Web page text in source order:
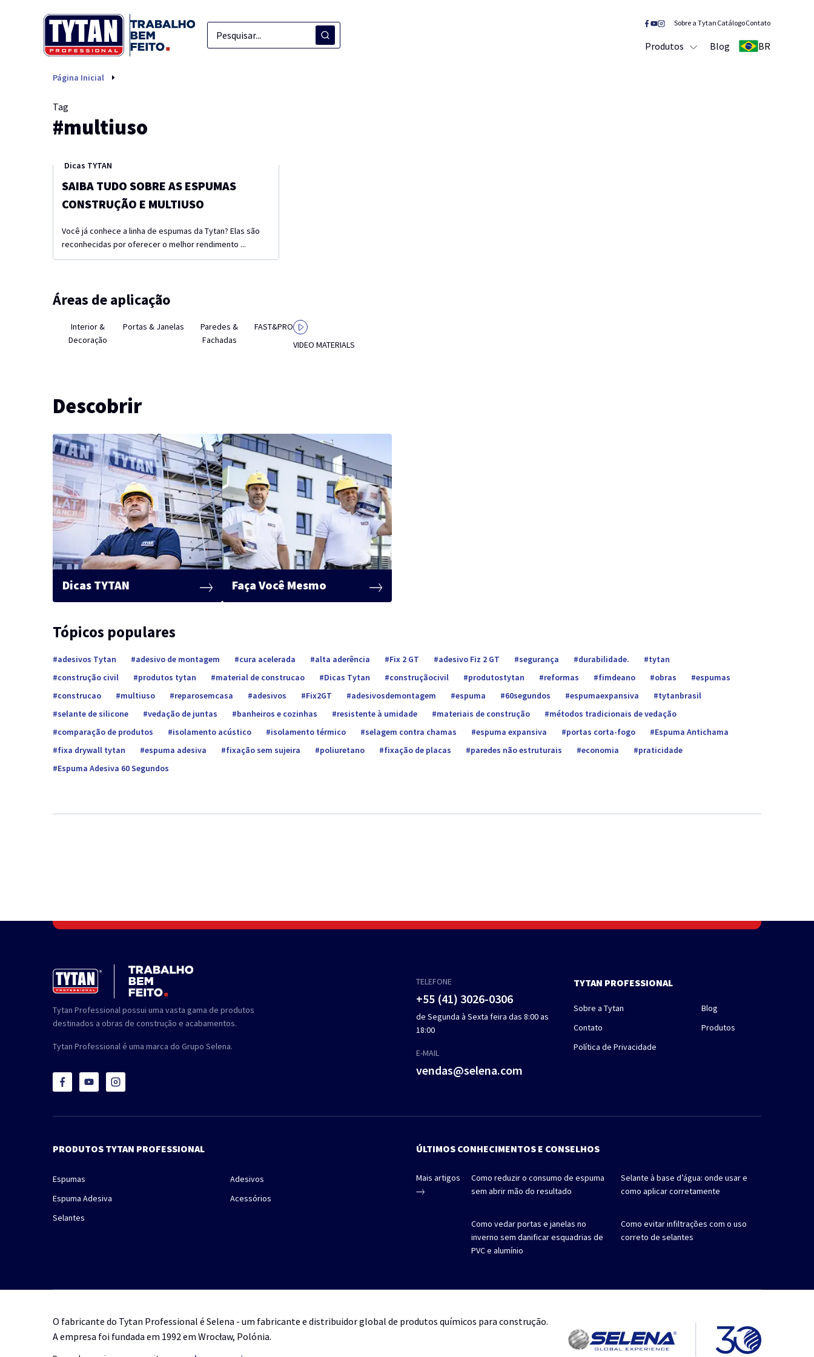
Produtos Blog BR
Sobre a Tytan CatálogoContato
Página Inicial
Tag
#multiuso
Dicas TYTAN
SAIBA TUDO SOBRE AS ESPUMAS
CONSTRUÇÃO E MULTIUSO
Você já conhece a linha de espumas da Tytan? Elas são
reconhecidas por oferecer o melhor rendimento ...
Áreas de aplicação
Interior &
Decoração
Portas & Janelas
Paredes &
Fachadas
FAST&PRO
VIDEO MATERIALS
Descobrir
Dicas TYTAN Faça Você Mesmo
Tópicos populares
adesivos Tytan adesivo de montagem cura acelerada alta aderência Fix 2 GT adesivo Fiz 2 GT segurança durabilidade.
tytan
construção civil
produtos tytan material de construcao Dicas Tytan construçãocivil produtostytan reformas fimdeano obras
espumas
construcao
multiuso reparosemcasa adesivos Fix2GT adesivosdemontagem espuma 60segundos espumaexpansiva
tytanbrasil
selante de silicone
vedação de juntas banheiros e cozinhas resistente à umidade materiais de construção
métodos tradicionais de vedação
comparação de produtos
isolamento acústico isolamento térmico selagem contra chamas espuma expansiva portas corta-fogo
Espuma Antichama
fixa drywall tytan
espuma adesiva fixação sem sujeira poliuretano fixação de placas paredes não estruturais economia
praticidade
Espuma Adesiva 60 Segundos
Tytan Professional possui uma vasta gama de produtos
destinados a obras de construção e acabamentos.
Tytan Professional é uma marca do Grupo Selena.
TELEFONE
+55 (41) 3026-0306
de Segunda à Sexta feira das 8:00 as
18:00
E-MAIL
vendas@selena.com
TYTAN PROFESSIONAL
Sobre a Tytan
Contato
Política de Privacidade
Blog
Produtos
PRODUTOS TYTAN PROFESSIONAL
Espumas
Espuma Adesiva
Selantes
Adesivos
Acessórios
ÚLTIMOS CONHECIMENTOS E CONSELHOS
Mais artigos
Como reduzir o consumo de espuma
sem abrir mão do resultado
Como vedar portas e janelas no
inverno sem danificar esquadrias de
PVC e alumínio
Selante à base d’água: onde usar e
como aplicar corretamente
Como evitar infiltrações com o uso
correto de selantes
O fabricante do Tytan Professional é Selena - um fabricante e distribuidor global de produtos químicos para construção.
A empresa foi fundada em 1992 em Wrocław, Polónia.